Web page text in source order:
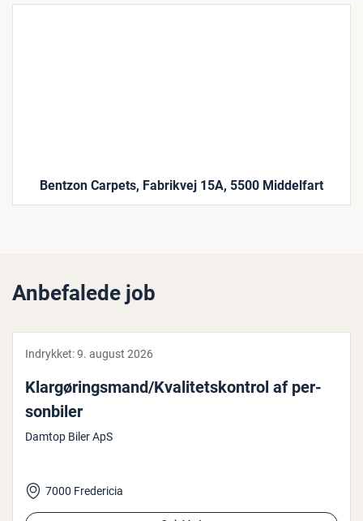
Bentzon Carpets, Fabrikvej 15A, 5500 Middelfart
Anbefalede job
Indrykket:9. august 2026
Kl­ar­gø­rings­mand/Kva­li­tets­kon­trol af per­
son­bi­ler
Damtop Biler ApS
7000 Fredericia